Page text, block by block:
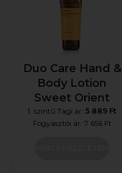
Duo Care Hand &
Body Lotion
Sweet Orient
1. szintű Tagi ár:5 889 Ft
Fogyasztói ár: 7 656 Ft